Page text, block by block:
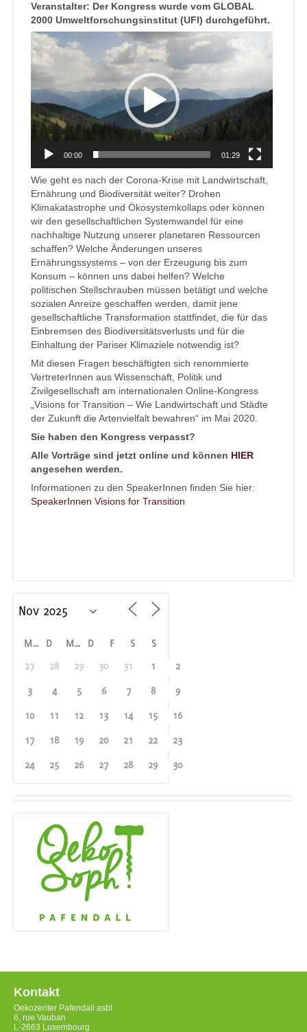
Veranstalter: Der Kongress wurde vom GLOBAL
2000 Umweltforschungsinstitut (UFI) durchgeführt.
Video-
Player
00:00 01:29
Wie geht es nach der Corona-Krise mit Landwirtschaft,
Ernährung und Biodiversität weiter? Drohen
Klimakatastrophe und Ökosystemkollaps oder können
wir den gesellschaftlichen Systemwandel für eine
nachhaltige Nutzung unserer planetaren Ressourcen
schaffen? Welche Änderungen unseres
Ernährungssystems – von der Erzeugung bis zum
Konsum – können uns dabei helfen? Welche
politischen Stellschrauben müssen betätigt und welche
sozialen Anreize geschaffen werden, damit jene
gesellschaftliche Transformation stattfindet, die für das
Einbremsen des Biodiversitätsverlusts und für die
Einhaltung der Pariser Klimaziele notwendig ist?
Mit diesen Fragen beschäftigten sich renommierte
VertreterInnen aus Wissenschaft, Politik und
Zivilgesellschaft am internationalen Online-Kongress
„Visions for Transition – Wie Landwirtschaft und Städte
der Zukunft die Artenvielfalt bewahren“ im Mai 2020.
Sie haben den Kongress verpasst?
Alle Vorträge sind jetzt online und können HIER
angesehen werden.
Informationen zu den SpeakerInnen finden Sie hier:
SpeakerInnen Visions for Transition
M D M D F S
S
27
28 29 30 31 1 2
3 4 5 6 7 8 9
10 11 12 13 14 15 16
17 18 19 20 21 22 23
24 25 26 27 28 29 30
Kontakt
Oekozenter Pafendall asbl
6, rue Vauban
L-2663 Luxembourg